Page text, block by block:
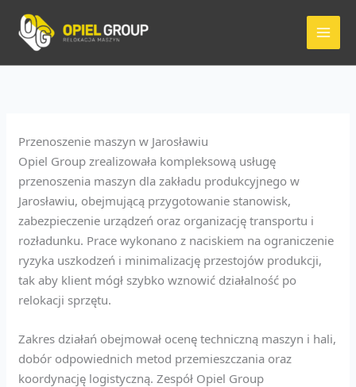
treści
Przenoszenie maszyn w Jarosławiu
Opiel Group zrealizowała kompleksową usługę
przenoszenia maszyn dla zakładu produkcyjnego w
Jarosławiu, obejmującą przygotowanie stanowisk,
zabezpieczenie urządzeń oraz organizację transportu i
rozładunku. Prace wykonano z naciskiem na ograniczenie
ryzyka uszkodzeń i minimalizację przestojów produkcji,
tak aby klient mógł szybko wznowić działalność po
relokacji sprzętu.
Zakres działań obejmował ocenę techniczną maszyn i hali,
dobór odpowiednich metod przemieszczania oraz
koordynację logistyczną. Zespół Opiel Group